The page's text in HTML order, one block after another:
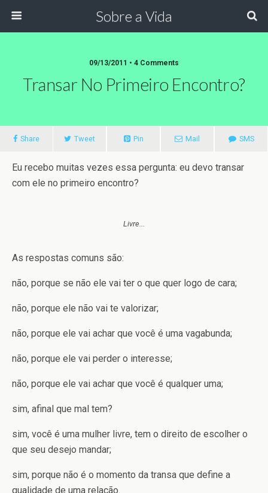
Sobre a Vida
09/13/2011 • 4 Comments
Transar No Primeiro Encontro?
Share Tweet Pin Mail SMS
Eu recebo muitas vezes essa pergunta: eu devo transar
com ele no primeiro encontro?
Livre...
As respostas comuns são:
não, porque se não ele vai ter o que quer logo de cara;
não, porque ele não vai te valorizar;
não, porque ele vai achar que você é uma vagabunda;
não, porque ele vai perder o interesse;
não, porque ele vai achar que você é qualquer uma;
sim, afinal que mal tem?
sim, você é uma mulher livre, tem o direito de escolher o
que seu desejo mandar;
sim, porque não é o momento da transa que define a
qualidade de uma relação.